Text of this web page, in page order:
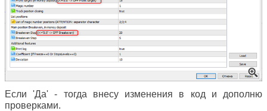
Если 'Да' - тогда внесу изменения в код и дополню
проверками.